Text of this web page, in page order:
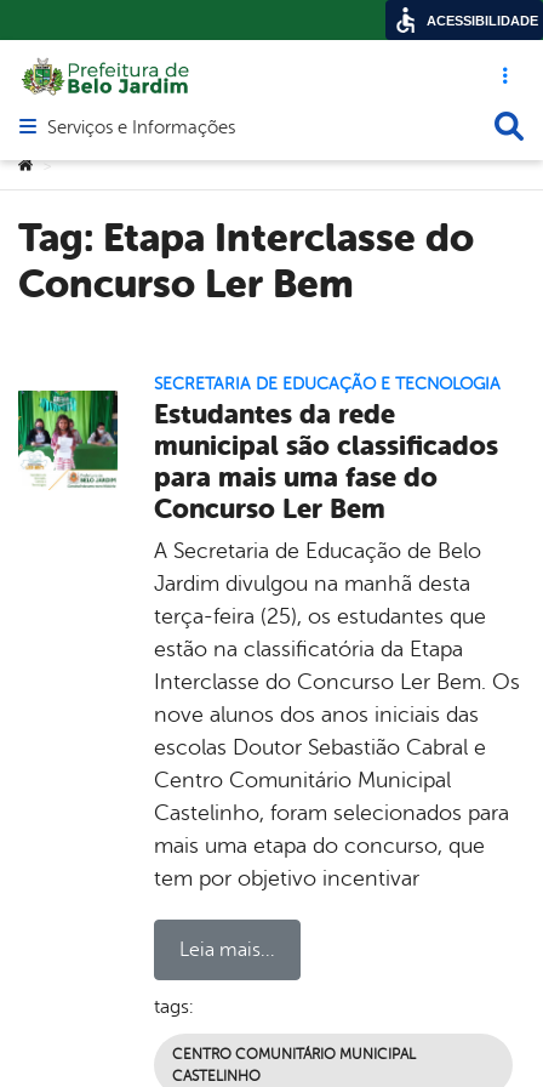
Acesso
Abrir menu principal de navegação
Serviços e Informações
Você está aqui:
>
Tag: Etapa Interclasse do
Concurso Ler Bem
SECRETARIA DE EDUCAÇÃO E TECNOLOGIA
Estudantes da rede
municipal são classificados
para mais uma fase do
Concurso Ler Bem
A Secretaria de Educação de Belo
Jardim divulgou na manhã desta
terça-feira (25), os estudantes que
estão na classificatória da Etapa
Interclasse do Concurso Ler Bem. Os
nove alunos dos anos iniciais das
escolas Doutor Sebastião Cabral e
Centro Comunitário Municipal
Castelinho, foram selecionados para
mais uma etapa do concurso, que
tem por objetivo incentivar
Leia mais...
tags:
CENTRO COMUNITÁRIO MUNICIPAL
CASTELINHO
ACESSIBILIDADE